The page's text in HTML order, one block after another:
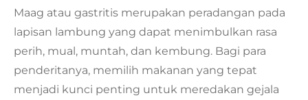
Maag atau gastritis merupakan peradangan pada
lapisan lambung yang dapat menimbulkan rasa
perih, mual, muntah, dan kembung. Bagi para
penderitanya, memilih makanan yang tepat
menjadi kunci penting untuk meredakan gejala